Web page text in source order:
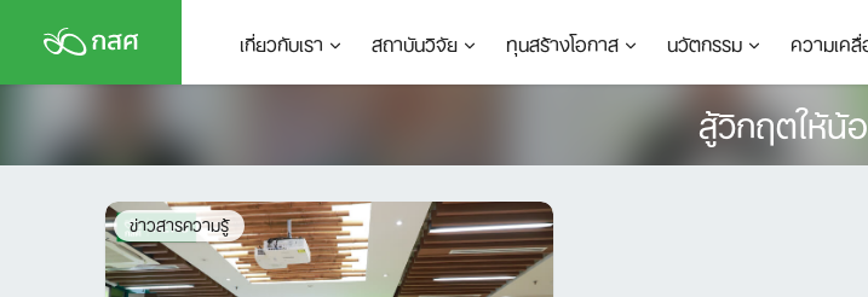
content
เกี่ยวกับเรา สถาบันวิจัย ทุนสร้างโอกาส นวัตกรรม ความเค
สู้วิกฤตให้น้
ข่าวสารความรู้